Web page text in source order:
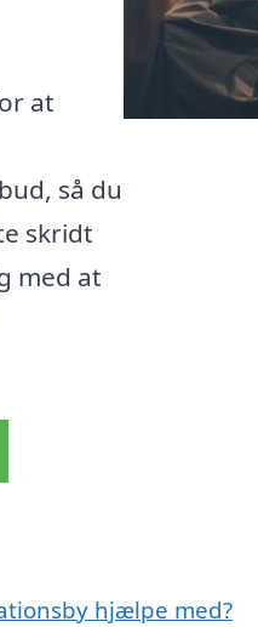
at
så du
skridt
med at
hjælpe med?